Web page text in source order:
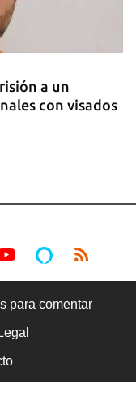
a un
con visados
para el día a
para comentar